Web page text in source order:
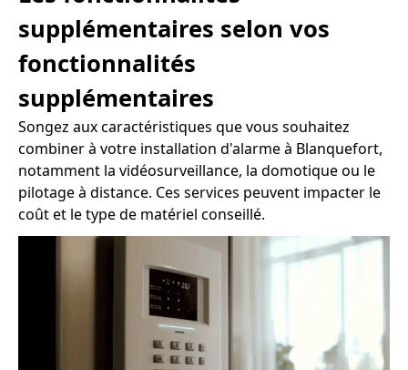
supplémentaires selon vos
fonctionnalités
supplémentaires
Songez aux caractéristiques que vous souhaitez
combiner à votre installation d'alarme à Blanquefort,
notamment la vidéosurveillance, la domotique ou le
pilotage à distance. Ces services peuvent impacter le
coût et le type de matériel conseillé.